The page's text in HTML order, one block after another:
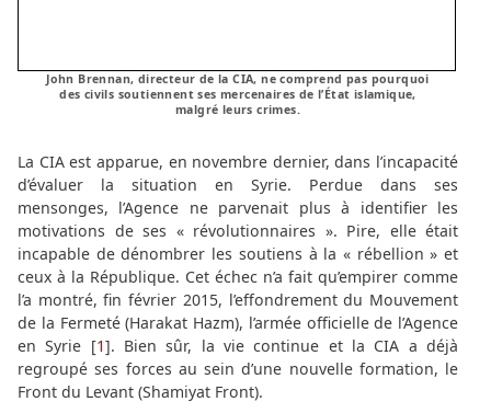
John Brennan, directeur de la CIA, ne comprend pas pourquoi
des civils soutiennent ses mercenaires de l’État islamique,
malgré leurs crimes.
La CIA est apparue, en novembre dernier, dans l’incapacité
d’évaluer la situation en Syrie. Perdue dans ses
mensonges, l’Agence ne parvenait plus à identifier les
motivations de ses « révolutionnaires ». Pire, elle était
incapable de dénombrer les soutiens à la « rébellion » et
ceux à la République. Cet échec n’a fait qu’empirer comme
l’a montré, fin février 2015, l’effondrement du Mouvement
de la Fermeté (Harakat Hazm), l’armée officielle de l’Agence
en Syrie [1]. Bien sûr, la vie continue et la CIA a déjà
regroupé ses forces au sein d’une nouvelle formation, le
Front du Levant (Shamiyat Front).